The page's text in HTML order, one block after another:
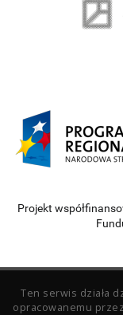
Projekt
Ten serwis działa
opracowanemu przez